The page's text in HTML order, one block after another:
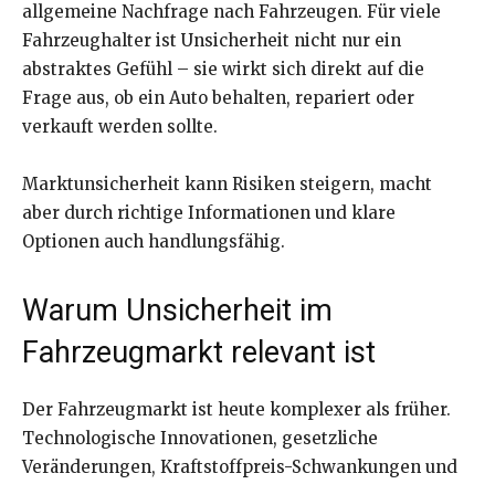
allgemeine Nachfrage nach Fahrzeugen. Für viele
Fahrzeughalter ist Unsicherheit nicht nur ein
abstraktes Gefühl – sie wirkt sich direkt auf die
Frage aus, ob ein Auto behalten, repariert oder
verkauft werden sollte.
Marktunsicherheit kann Risiken steigern, macht
aber durch richtige Informationen und klare
Optionen auch handlungsfähig.
Warum Unsicherheit im
Fahrzeugmarkt relevant ist
Der Fahrzeugmarkt ist heute komplexer als früher.
Technologische Innovationen, gesetzliche
Veränderungen, Kraftstoffpreis-Schwankungen und